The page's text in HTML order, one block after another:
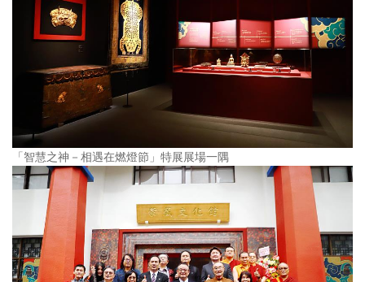
「智慧之神－相遇在燃燈節」特展展場一隅